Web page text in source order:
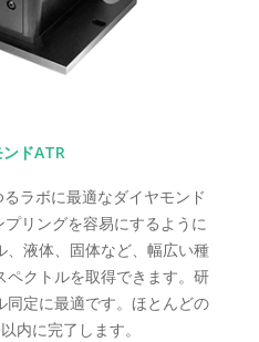
ドATR
ラボに最適なダイヤモンド
リングを容易にするように
液体、固体など、幅広い種
クトルを取得できます。研
定に最適です。ほとんどの
内に完了します。